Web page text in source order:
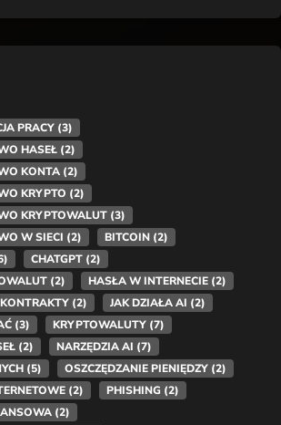
PRACY (3)
HASEŁ (2)
KONTA (2)
KRYPTO (2)
KRYPTOWALUT (3)
W SIECI (2) BITCOIN (2)
CHATGPT (2)
(2) HASŁA W INTERNECIE (2)
(2) JAK DZIAŁA AI (2)
(3) KRYPTOWALUTY (7)
(2) NARZĘDZIA AI (7)
(5) OSZCZĘDZANIE PIENIĘDZY (2)
(2) PHISHING (2)
(2)